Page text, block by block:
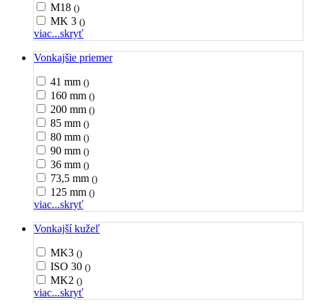
M18 ()
MK 3 ()
viac...skryť
Vonkajšie priemer
41 mm ()
160 mm ()
200 mm ()
85 mm ()
80 mm ()
90 mm ()
36 mm ()
73,5 mm ()
125 mm ()
viac...skryť
Vonkajší kužeľ
MK3 ()
ISO 30 ()
MK2 ()
viac...skryť